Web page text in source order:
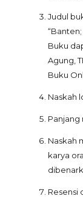
Judul
Buku
Agung,
Buku
Naskah
Panjang
Naskah
karya
Resensi